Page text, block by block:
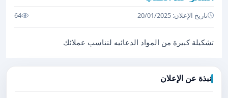
تاريخ الإعلان: 20/01/2025 64
تشكيلة كبيرة من المواد الدعائيه لتناسب عملائك
نبذة عن الإعلان